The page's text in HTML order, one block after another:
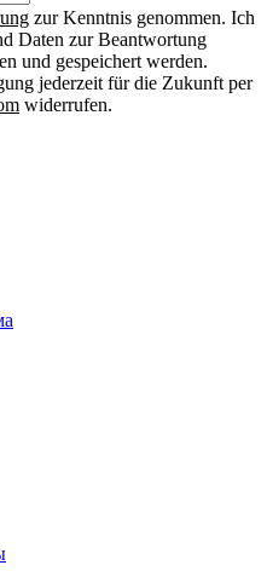
zur Kenntnis genommen. Ich
Daten zur Beantwortung
und gespeichert werden.
jederzeit für die Zukunft per
widerrufen.